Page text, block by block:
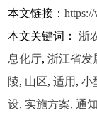
本文链接：
本文关键词：浙
息化厅,浙江省发
陵, 山区,适用 ,小
设, 实施方案,通知